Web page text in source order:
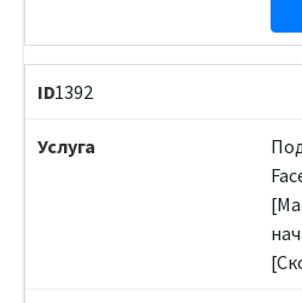
1392